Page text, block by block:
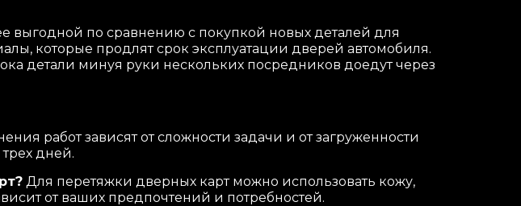
выгодной по сравнению с покупкой новых деталей для
которые продлят срок эксплуатации дверей автомобиля.
детали минуя руки нескольких посредников доедут через
работ зависят от сложности задачи и от загруженности
дней.
Для перетяжки дверных карт можно использовать кожу,
от ваших предпочтений и потребностей.